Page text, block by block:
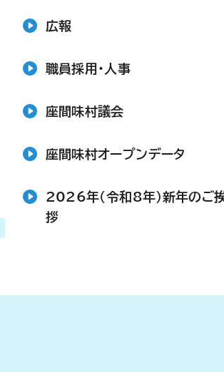
広報
職員採用・人事
座間味村議会
座間味村オープンデータ
2026年（令和8年）新年のご
拶